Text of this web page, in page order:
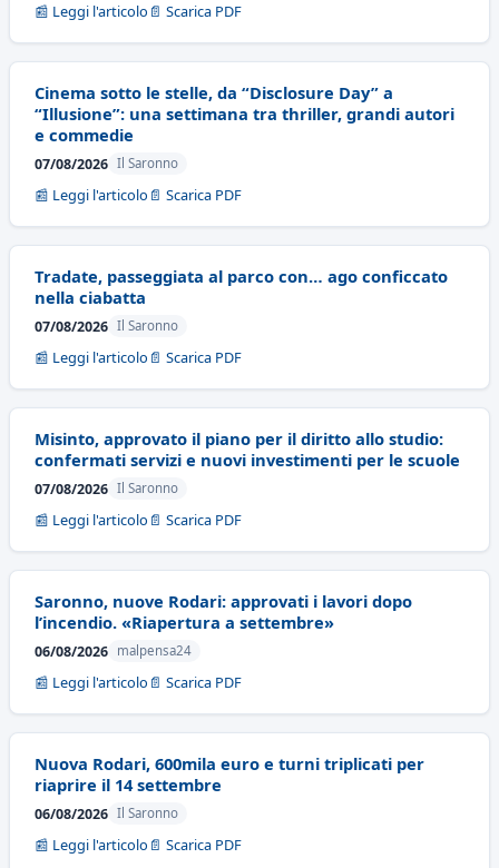
📰 Leggi l'articolo 📄 Scarica PDF
Cinema sotto le stelle, da “Disclosure Day” a
“Illusione”: una settimana tra thriller, grandi autori
e commedie
07/08/2026 Il Saronno
📰 Leggi l'articolo 📄 Scarica PDF
Tradate, passeggiata al parco con… ago conficcato
nella ciabatta
07/08/2026 Il Saronno
📰 Leggi l'articolo 📄 Scarica PDF
Misinto, approvato il piano per il diritto allo studio:
confermati servizi e nuovi investimenti per le scuole
07/08/2026 Il Saronno
📰 Leggi l'articolo 📄 Scarica PDF
Saronno, nuove Rodari: approvati i lavori dopo
l’incendio. «Riapertura a settembre»
06/08/2026 malpensa24
📰 Leggi l'articolo 📄 Scarica PDF
Nuova Rodari, 600mila euro e turni triplicati per
riaprire il 14 settembre
06/08/2026 Il Saronno
📰 Leggi l'articolo 📄 Scarica PDF